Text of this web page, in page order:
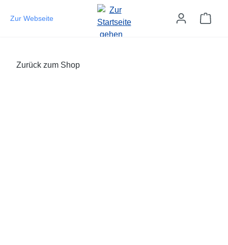
Zum Hauptinhalt springen
Zur Webseite
Zurück zum Shop